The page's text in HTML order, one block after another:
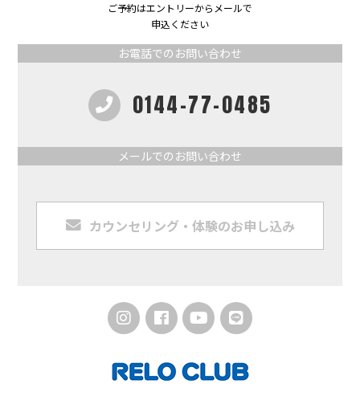
ご予約はエントリーからメールで
申込ください
お電話でのお問い合わせ
0144-77-0485
メールでのお問い合わせ
カウンセリング・体験のお申し込み